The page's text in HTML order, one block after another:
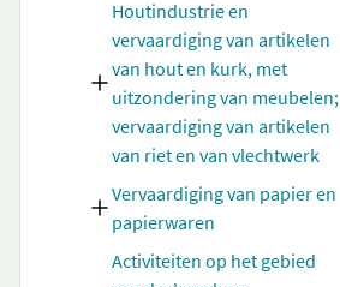
Houtindustrie en
vervaardiging van artikelen
van hout en kurk, met
uitzondering van meubelen;
vervaardiging van artikelen
van riet en van vlechtwerk
Vervaardiging van papier en
papierwaren
Activiteiten op het gebied